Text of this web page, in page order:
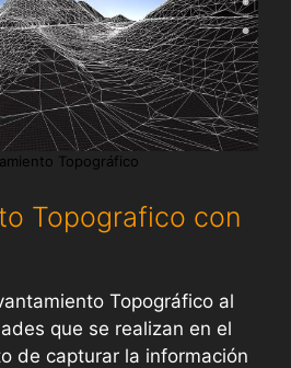
Topográfico
Topografico con
Topográfico al
que se realizan en el
de capturar la información